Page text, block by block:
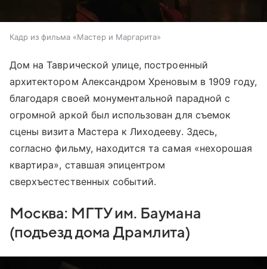
Кадр из фильма «Мастер и Маргарита»
Дом на Таврической улице, построенный
архитектором Александром Хреновым в 1909 году,
благодаря своей монументальной парадной с
огромной аркой был использован для съемок
сцены визита Мастера к Лиходееву. Здесь,
согласно фильму, находится та самая «нехорошая
квартира», ставшая эпицентром
сверхъестественных событий.
Москва: МГТУ им. Баумана
(подъезд дома Драмлита)